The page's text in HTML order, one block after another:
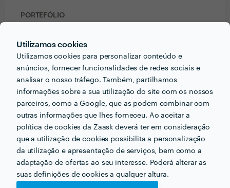
Utilizamos cookies
Utilizamos cookies para personalizar conteúdo e
anúncios, fornecer funcionalidades de redes sociais e
analisar o nosso tráfego. Também, partilhamos
informações sobre a sua utilização do site com os nossos
parceiros, como a Google, que as podem combinar com
outras informações que lhes forneceu. Ao aceitar a
política de cookies da Zaask deverá ter em consideração
que a utilização de cookies possibilita a personalização
da utilização e apresentação de serviços, bem como a
adaptação de ofertas ao seu interesse. Poderá alterar as
suas definições de cookies a qualquer altura.
PORTEFÓLIO
PERGUNTAS E RESPOSTAS